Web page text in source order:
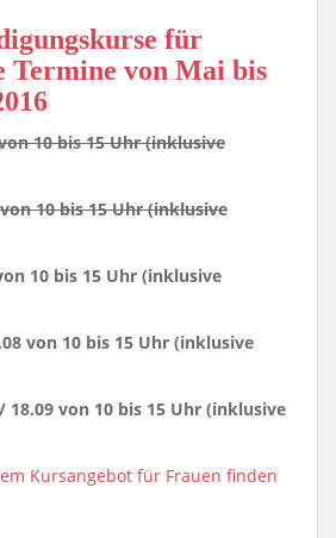
für
Termine von Mai bis
10 bis 15 Uhr (inklusive
von 10 bis 15 Uhr (inklusive
10 bis 15 Uhr (inklusive
von 10 bis 15 Uhr (inklusive
18.09 von 10 bis 15 Uhr (inklusive
Kursangebot für Frauen finden